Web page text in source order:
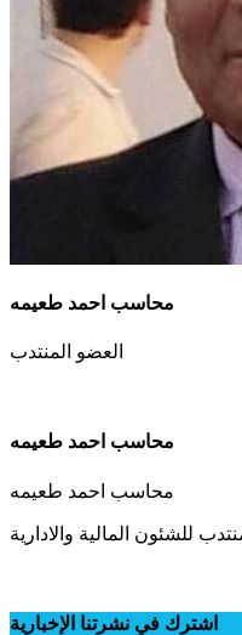
محاسب احمد طعيمه
العضو المنتدب
محاسب احمد طعيمه
محاسب احمد طعيمه
للشئون المالية والادارية
اشترك في نشرتنا الإخبارية